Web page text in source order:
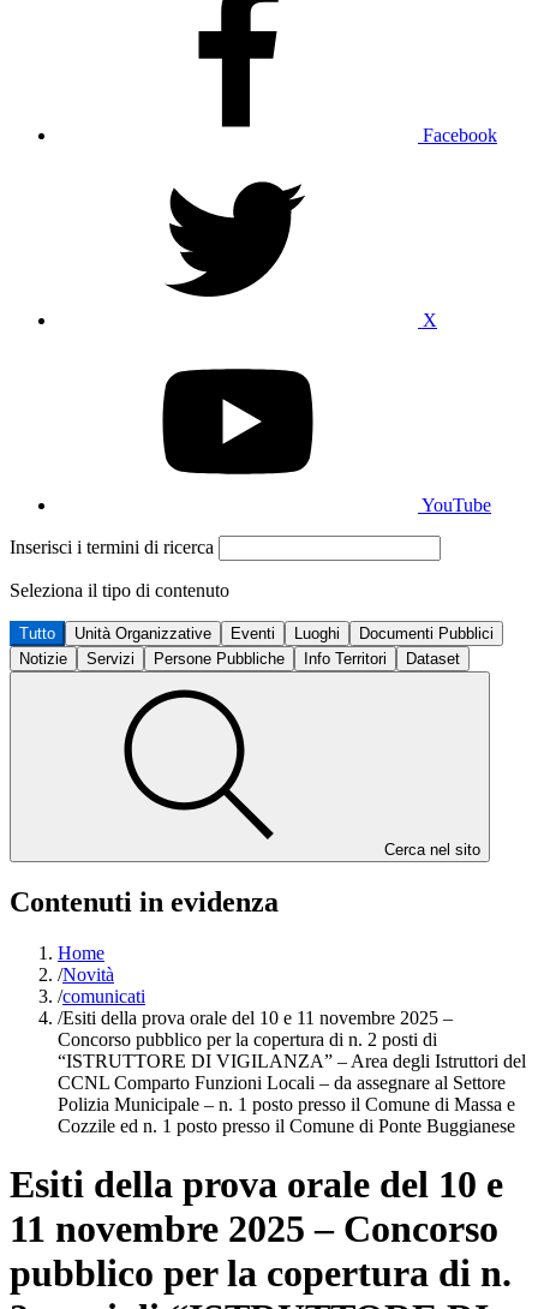
Facebook
X
YouTube
Inserisci i termini di ricerca
Seleziona il tipo di contenuto
Tutto Unità Organizzative Eventi Luoghi
Documenti Pubblici
Notizie
Servizi Persone Pubbliche Info Territori Dataset
Cerca nel sito
Contenuti in evidenza
Home
/Novità
/comunicati
/Esiti della prova orale del 10 e 11 novembre 2025 –
Concorso pubblico per la copertura di n. 2 posti di
“ISTRUTTORE DI VIGILANZA” – Area degli Istruttori del
CCNL Comparto Funzioni Locali – da assegnare al Settore
Polizia Municipale – n. 1 posto presso il Comune di Massa e
Cozzile ed n. 1 posto presso il Comune di Ponte Buggianese
Esiti della prova orale del 10 e
11 novembre 2025 – Concorso
pubblico per la copertura di n.